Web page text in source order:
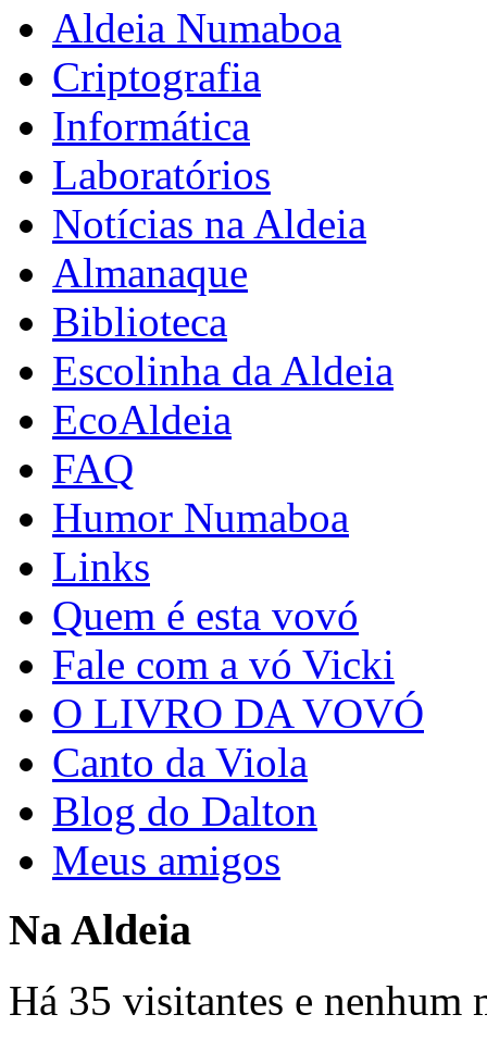
Aldeia Numaboa
Criptografia
Informática
Laboratórios
Notícias na Aldeia
Almanaque
Biblioteca
Escolinha da Aldeia
EcoAldeia
FAQ
Humor Numaboa
Links
Quem é esta vovó
Fale com a vó Vicki
O LIVRO DA VOVÓ
Canto da Viola
Blog do Dalton
Meus amigos
Na Aldeia
Há 35 visitantes e nenhum